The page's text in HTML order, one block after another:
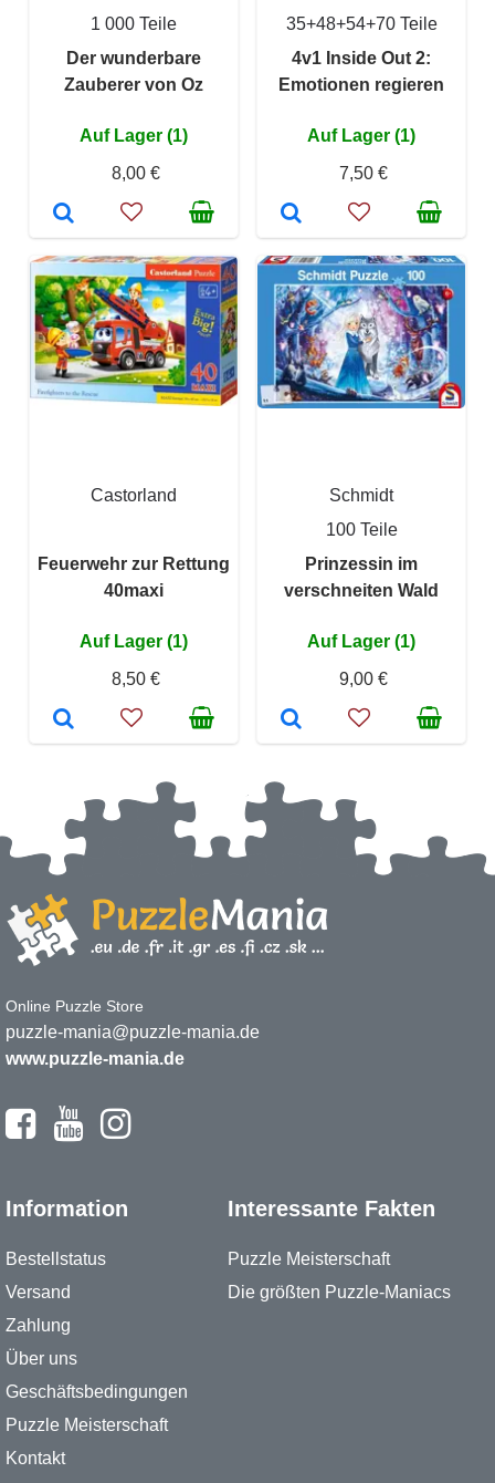
1 000 Teile
Der wunderbare
Zauberer von Oz
Auf Lager (1)
8,00 €
35+48+54+70 Teile
4v1 Inside Out 2:
Emotionen regieren
Auf Lager (1)
7,50 €
Castorland
Feuerwehr zur Rettung
40maxi
Auf Lager (1)
8,50 €
Schmidt
100 Teile
Prinzessin im
verschneiten Wald
Auf Lager (1)
9,00 €
Online Puzzle Store
puzzle-mania@puzzle-mania.de
www.puzzle-mania.de
Information
Bestellstatus
Versand
Zahlung
Über uns
Geschäftsbedingungen
Puzzle Meisterschaft
Kontakt
Interessante Fakten
Puzzle Meisterschaft
Die größten Puzzle-Maniacs